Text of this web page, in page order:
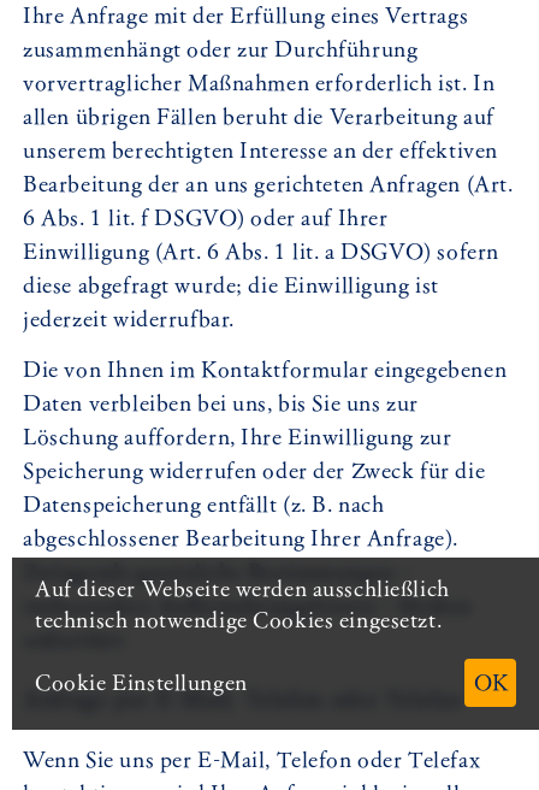
Ihre Anfrage mit der Erfüllung eines Vertrags
zusammenhängt oder zur Durchführung
vorvertraglicher Maßnahmen erforderlich ist. In
allen übrigen Fällen beruht die Verarbeitung auf
unserem berechtigten Interesse an der effektiven
Bearbeitung der an uns gerichteten Anfragen (Art.
6 Abs. 1 lit. f DSGVO) oder auf Ihrer
Einwilligung (Art. 6 Abs. 1 lit. a DSGVO) sofern
diese abgefragt wurde; die Einwilligung ist
jederzeit widerrufbar.
Die von Ihnen im Kontaktformular eingegebenen
Daten verbleiben bei uns, bis Sie uns zur
Löschung auffordern, Ihre Einwilligung zur
Speicherung widerrufen oder der Zweck für die
Datenspeicherung entfällt (z. B. nach
abgeschlossener Bearbeitung Ihrer Anfrage).
insbesondere Aufbewahrungsfristen – bleiben
Anfrage per E-Mail, Telefon oder Telefax
Wenn Sie uns per E-Mail, Telefon oder Telefax
Auf dieser Webseite werden ausschließlich
technisch notwendige Cookies eingesetzt.
Cookie Einstellungen OK